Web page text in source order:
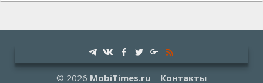
© 2026 MobiTimes.ru Контакты